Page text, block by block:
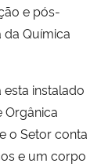
e pós-
da Química
instalado
Orgânica
o Setor conta
e um corpo